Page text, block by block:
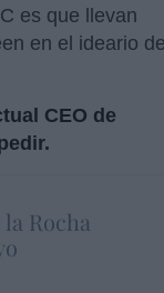
es que llevan
en el ideario
CEO de
Rocha